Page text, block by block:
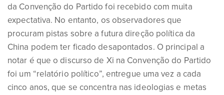
da Convenção do Partido foi recebido com muita
expectativa. No entanto, os observadores que
procuram pistas sobre a futura direção política da
China podem ter ficado desapontados. O principal a
notar é que o discurso de Xi na Convenção do Partido
foi um “relatório político”, entregue uma vez a cada
cinco anos, que se concentra nas ideologias e metas